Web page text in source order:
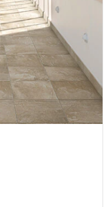
石・石材
品
いのスタイリング
デア
ライン相談